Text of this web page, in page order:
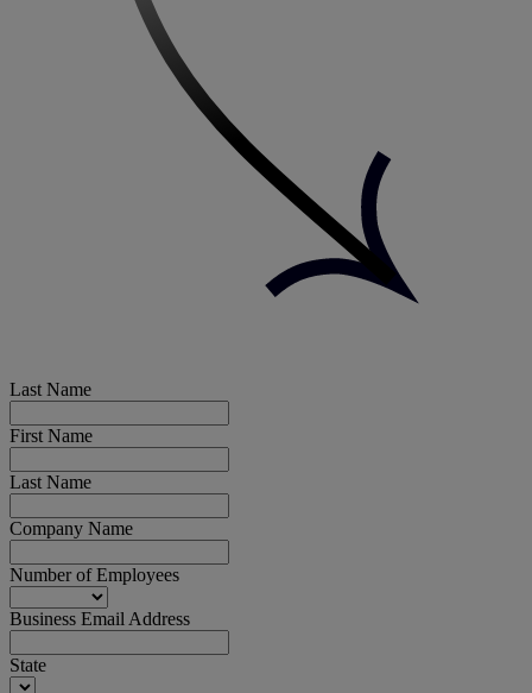
Last Name
First Name
Last Name
Company Name
Number of Employees
Business Email Address
State